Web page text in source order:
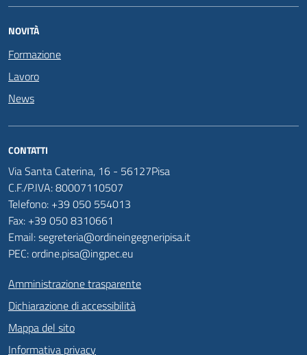
NOVITÀ
Formazione
Lavoro
News
CONTATTI
Via Santa Caterina, 16 - 56127Pisa
C.F./P.IVA: 80007110507
Telefono: +39 050 554013
Fax: +39 050 8310661
Email: segreteria@ordineingegneripisa.it
PEC: ordine.pisa@ingpec.eu
Amministrazione trasparente
Dichiarazione di accessibilità
Mappa del sito
Informativa privacy